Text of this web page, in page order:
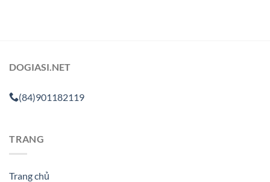
DOGIASI.NET
(84)901182119
TRANG
Trang chủ